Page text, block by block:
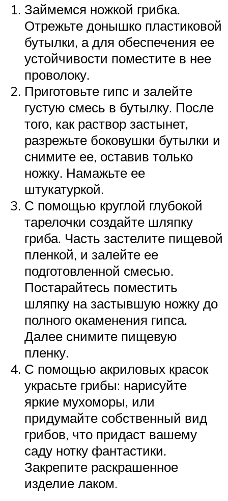
Займемся ножкой грибка.
Отрежьте донышко пластиковой
бутылки, а для обеспечения ее
устойчивости поместите в нее
проволоку.
Приготовьте гипс и залейте
густую смесь в бутылку. После
того, как раствор застынет,
разрежьте боковушки бутылки и
снимите ее, оставив только
ножку. Намажьте ее
штукатуркой.
С помощью круглой глубокой
тарелочки создайте шляпку
гриба. Часть застелите пищевой
пленкой, и залейте ее
подготовленной смесью.
Постарайтесь поместить
шляпку на застывшую ножку до
полного окаменения гипса.
Далее снимите пищевую
пленку.
С помощью акриловых красок
украсьте грибы: нарисуйте
яркие мухоморы, или
придумайте собственный вид
грибов, что придаст вашему
саду нотку фантастики.
Закрепите раскрашенное
изделие лаком.